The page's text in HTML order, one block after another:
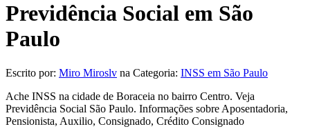
Previdência Social em São
Paulo
Escrito por: Miro Miroslv na Categoria: INSS em São Paulo
Ache INSS na cidade de Boraceia no bairro Centro. Veja
Previdência Social São Paulo. Informações sobre Aposentadoria,
Pensionista, Auxilio, Consignado, Crédito Consignado